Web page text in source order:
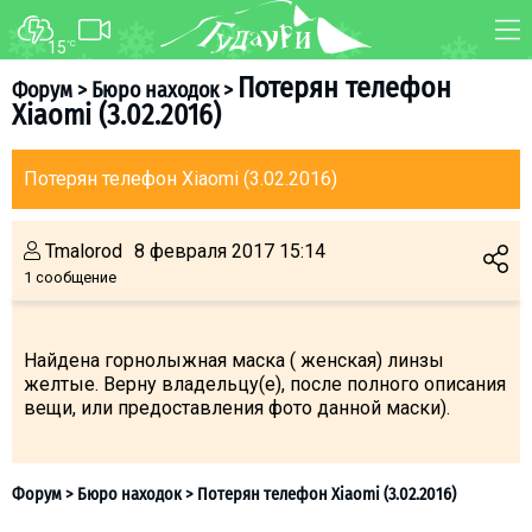
15°C
Форум>Бюро находок> Потерян телефон
Xiaomi (3.02.2016)
Потерян телефон Xiaomi (3.02.2016)
Tmalorod
1 сообщение
8 февраля 2017 15:14
Найдена горнолыжная маска ( женская) линзы
желтые. Верну владельцу(е), после полного описания
вещи, или предоставления фото данной маски).
ФОРУМ КАРТА
ТРАНСФЕР
О курорте
Схема трасс
Инструкторы
Прокат
Развлечения
Календарь событий
Телеграм-канал